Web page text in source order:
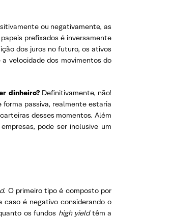
ou negativamente, as
prefixados é inversamente
dos juros no futuro, os ativos
velocidade dos movimentos do
dinheiro?Definitivamente, não!
passiva, realmente estaria
desses momentos. Além
pode ser inclusive um
. O primeiro tipo é composto por
caso é negativo considerando o
os fundos high yieldtêm a